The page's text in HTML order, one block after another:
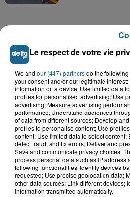
A GAGNER
Grand jeu de l'été : les
Le respect de votre vie
We and our (447) partnersdo the
your consent and/or our legitimate
information on a device; Use limited data
profiles for personalised advertising; Use
advertising; Measure advertising
performance; Understand audiences
of data from different sources; Develop
profiles to personalise content; Use
content; Use limited data to select content;
detect fraud, and fix errors; Deliver and
Save and communicate privacy choices.
process personal data such as IP address
following functionalities: Identify devices
requested; Use precise geolocation data;
other data sources; Link different devices;
information transmitted automatically.